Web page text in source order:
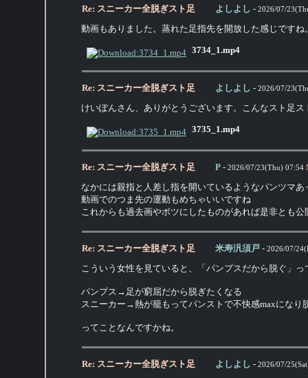
Re: スニーカー全脱ぎスト足 よしよし - 2026/07/
動画もありました。蒸れた足指先を開放した感じですね
3734_1.mp4
Re: スニーカー全脱ぎスト足 よしよし - 2026/07/
けいぽんさん、ありがとうございます。こんなスト足
3735_1.mp4
Re: スニーカー全脱ぎスト足 P - 2026/07/23(Thu) 07:54
なかには親指と人差し指を開いているようなパンツマあ
動画でのつま先の運動もめちゃいいですね
これからも過去画やボツにしたものがあれば是非とも
Re: スニーカー全脱ぎスト足 米寿汎須戸 - 2026/07/
こういう女性を見ていると、「パンプスだから脱ぐ」
パンプス→足が窮屈だから脱ぎたくなる
スニーカー→熱が籠もってパンストで不快感maxになり
ってことなんですかね。
Re: スニーカー全脱ぎスト足 よしよし - 2026/07/